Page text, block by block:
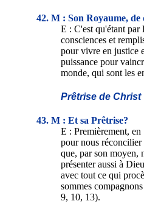
42. M : Son Royaume, de
E : C'est qu'étant par
consciences et
pour vivre en justice
puissance pour
monde, qui sont les
Prêtrise de Christ
43. M : Et sa Prêtrise?
E : Premièrement,
pour nous réconcilier
que, par son moyen,
présenter aussi à
avec tout ce qui
sommes
9, 10, 13).